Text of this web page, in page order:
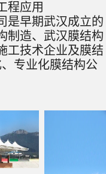
程应用
是早期武汉成立的
制造、武汉膜结构
工技术企业及膜结
专业化膜结构公